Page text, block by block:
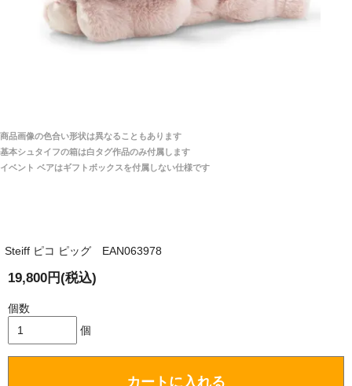
ご安心ください！商品は確実にお届けします。
関税はすべて当店にて処理しますのでお客様のご負担
は一切ありません。
国内で一度検品をしますので、決済確認後、２～４
週間でのお届けとなります。
（稀に、通関手続き等に時間がかかり、納期が遅れる
ます。）
埼玉県 S・W 様
「送られる際にメールなどで届けて頂きとても
大阪府 Y・W 様 （男性）
「取り扱っているNetショップで一番信用出来
兵庫県 A・K 様 （女性）
「ベアちゃんの紹介分が丁寧に書かれていたこ
商品画像の色合い形状は異なることもあります
基本シュタイフの箱は白タグ作品のみ付属します
イベント ベアはギフトボックスを付属しない仕様です
Steiff ピコ ピッグ EAN063978
19,800円(税込)
個数
個
カートに入れる